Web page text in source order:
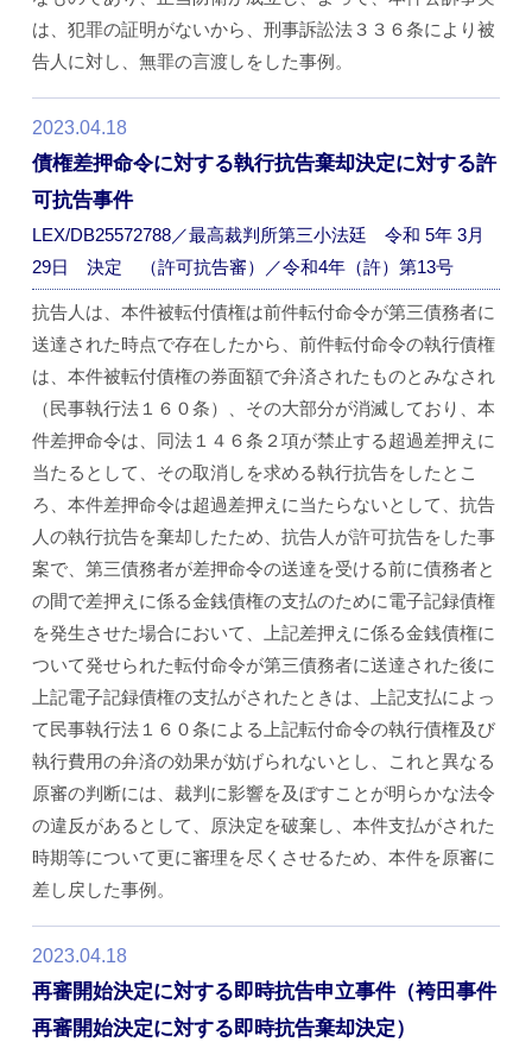
は、犯罪の証明がないから、刑事訴訟法３３６条により被
告人に対し、無罪の言渡しをした事例。
2023.04.18
債権差押命令に対する執行抗告棄却決定に対する許
可抗告事件
LEX/DB25572788／最高裁判所第三小法廷 令和 5年 3月
29日 決定 （許可抗告審）／令和4年（許）第13号
抗告人は、本件被転付債権は前件転付命令が第三債務者に
送達された時点で存在したから、前件転付命令の執行債権
は、本件被転付債権の券面額で弁済されたものとみなされ
（民事執行法１６０条）、その大部分が消滅しており、本
件差押命令は、同法１４６条２項が禁止する超過差押えに
当たるとして、その取消しを求める執行抗告をしたとこ
ろ、本件差押命令は超過差押えに当たらないとして、抗告
人の執行抗告を棄却したため、抗告人が許可抗告をした事
案で、第三債務者が差押命令の送達を受ける前に債務者と
の間で差押えに係る金銭債権の支払のために電子記録債権
を発生させた場合において、上記差押えに係る金銭債権に
ついて発せられた転付命令が第三債務者に送達された後に
上記電子記録債権の支払がされたときは、上記支払によっ
て民事執行法１６０条による上記転付命令の執行債権及び
執行費用の弁済の効果が妨げられないとし、これと異なる
原審の判断には、裁判に影響を及ぼすことが明らかな法令
の違反があるとして、原決定を破棄し、本件支払がされた
時期等について更に審理を尽くさせるため、本件を原審に
差し戻した事例。
2023.04.18
再審開始決定に対する即時抗告申立事件（袴田事件
再審開始決定に対する即時抗告棄却決定）